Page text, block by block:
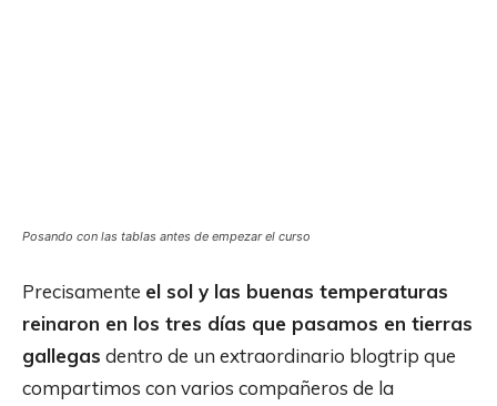
Posando con las tablas antes de empezar el curso
Precisamente el sol y las buenas temperaturas
reinaron en los tres días que pasamos en tierras
gallegas dentro de un extraordinario blogtrip que
compartimos con varios compañeros de la